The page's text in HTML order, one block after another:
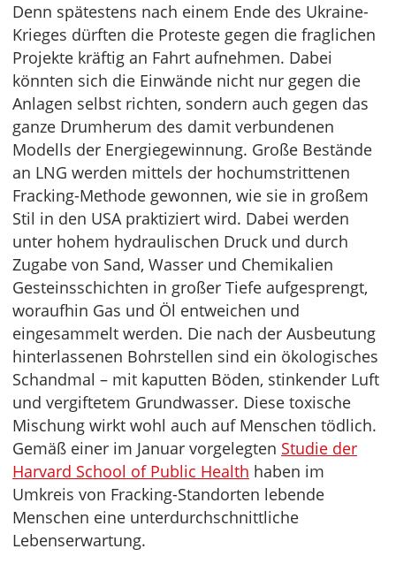
Denn spätestens nach einem Ende des Ukraine-
Krieges dürften die Proteste gegen die fraglichen
Projekte kräftig an Fahrt aufnehmen. Dabei
könnten sich die Einwände nicht nur gegen die
Anlagen selbst richten, sondern auch gegen das
ganze Drumherum des damit verbundenen
Modells der Energiegewinnung. Große Bestände
an LNG werden mittels der hochumstrittenen
Fracking-Methode gewonnen, wie sie in großem
Stil in den USA praktiziert wird. Dabei werden
unter hohem hydraulischen Druck und durch
Zugabe von Sand, Wasser und Chemikalien
Gesteinsschichten in großer Tiefe aufgesprengt,
woraufhin Gas und Öl entweichen und
eingesammelt werden. Die nach der Ausbeutung
hinterlassenen Bohrstellen sind ein ökologisches
Schandmal – mit kaputten Böden, stinkender Luft
und vergiftetem Grundwasser. Diese toxische
Mischung wirkt wohl auch auf Menschen tödlich.
Gemäß einer im Januar vorgelegten Studie der
Harvard School of Public Health haben im
Umkreis von Fracking-Standorten lebende
Menschen eine unterdurchschnittliche
Lebenserwartung.